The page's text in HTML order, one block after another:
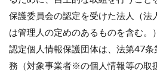
保護委員会の認定を受けた法人（法
は管理人の定めのあるものを含む。
認定個人情報保護団体は、法第47
務（対象事業者※の個人情報等の取